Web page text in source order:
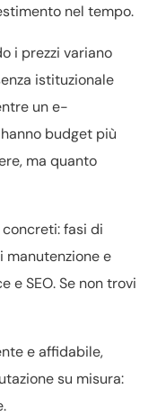
nel tempo.
i prezzi variano
istituzionale
un e-
budget più
ma quanto
concreti: fasi di
e
e SEO. Se non trovi
e affidabile,
su misura: